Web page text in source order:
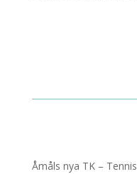
Åmåls nya TK – Tennis